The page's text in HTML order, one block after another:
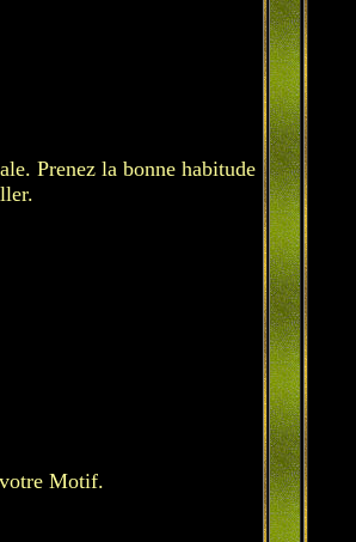
Prenez la bonne habitude
Motif.